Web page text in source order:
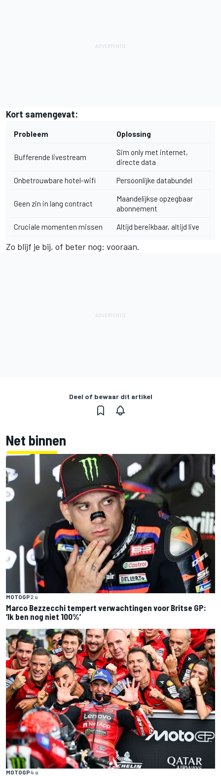
Kort samengevat:
Probleem Oplossing
Bufferende livestream
Sim only met internet,
directe data
Onbetrouwbare hotel-wifi Persoonlijke databundel
Geen zin in lang contract
Maandelijkse opzegbaar
abonnement
Cruciale momenten missen Altijd bereikbaar, altijd live
Zo blijf je bij, of beter nog: vooraan.
Deel of bewaar dit artikel
Net binnen
MOTOGP2 u
Marco Bezzecchi tempert verwachtingen voor Britse GP:
‘Ik ben nog niet 100%’
MOTOGP4 u